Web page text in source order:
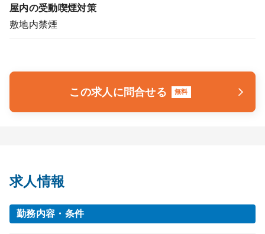
屋内の受動喫煙対策
敷地内禁煙
この求人に問合せる 無料
求人情報
勤務内容・条件